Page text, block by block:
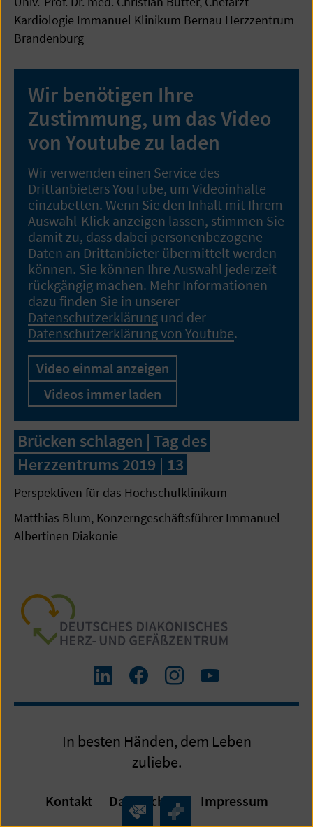
Kontakt Überblick
Kardiologie Immanuel Klinikum Bernau Herzzentrum
Brandenburg
Wir benötigen Ihre
Zustimmung, um das Video
von Youtube zu laden
Wir verwenden einen Service des
Drittanbieters YouTube, um Videoinhalte
einzubetten. Wenn Sie den Inhalt mit Ihrem
Auswahl-Klick anzeigen lassen, stimmen Sie
damit zu, dass dabei personenbezogene
Daten an Drittanbieter übermittelt werden
können. Sie können Ihre Auswahl jederzeit
rückgängig machen. Mehr Informationen
dazu finden Sie in unserer
Datenschutzerklärung und der
Datenschutzerklärung von Youtube.
Video einmal anzeigen
Videos immer laden
Brücken schlagen | Tag des
Herzzentrums 2019 | 13
Perspektiven für das Hochschulklinikum
Matthias Blum, Konzerngeschäftsführer Immanuel
Albertinen Diakonie
Zum
LinkedIn
Zum
Facebook-
Zum
Instagram-
Zum
Yourube-
In besten Händen, dem Leben
zuliebe.
Kontakt Datenschutz Impressum